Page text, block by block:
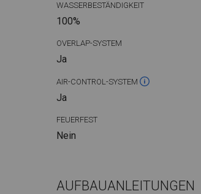
WASSERBESTÄNDIGKEIT
100%
OVERLAP-SYSTEM
Ja
AIR-CONTROL-SYSTEM
Ja
FEUERFEST
Nein
AUFBAUANLEITUNGEN